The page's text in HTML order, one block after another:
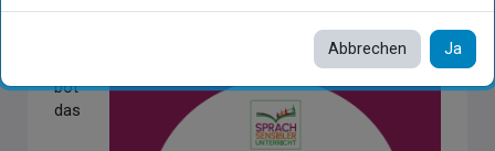
6. BMHS-Fachtag (2024) - Nachlese
bot
das
Abbrechen Ja